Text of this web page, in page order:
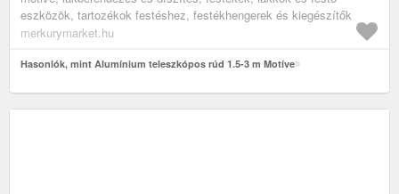
eszközök, tartozékok festéshez, festékhengerek és kiegészítők
merkurymarket.hu
Hasonlók, mint Alumínium teleszkópos rúd 1.5-3 m Motíve